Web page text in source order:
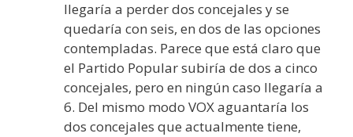
llegaría a perder dos concejales y se
quedaría con seis, en dos de las opciones
contempladas. Parece que está claro que
el Partido Popular subiría de dos a cinco
concejales, pero en ningún caso llegaría a
6. Del mismo modo VOX aguantaría los
dos concejales que actualmente tiene,